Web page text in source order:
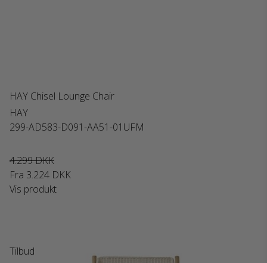
HAY Chisel Lounge Chair
HAY
299-AD583-D091-AA51-01UFM
4.299 DKK
Fra 3.224 DKK
Vis produkt
Tilbud